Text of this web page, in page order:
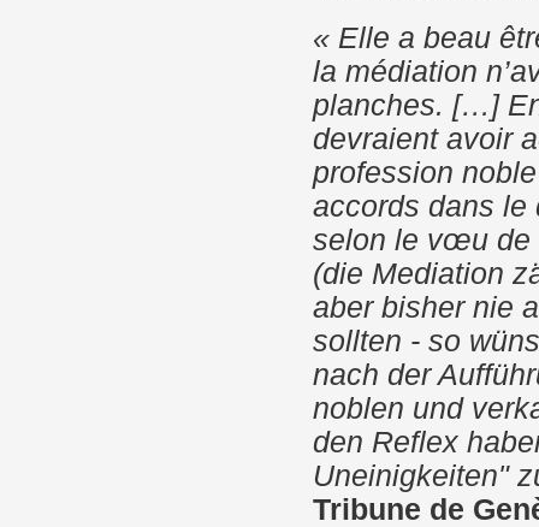
« Elle a beau
la médiation
planches. […]
devraient avoir
profession
accords dans le
selon le vœu de
(die Mediation
aber bisher nie
sollten - so
nach der
noblen und
den Reflex
Uneinigkeiten"
Tribune de